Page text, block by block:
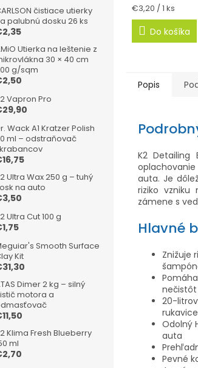
čistiace utierky
palubnú dosku 26 ks
Utierka na leštenie z
30 × 40 cm
g/sqm
Vapron Pro
Wack A1 Kratzer Polish
ml – odstraňovač
Ultra Wax 250 g – tuhý
na auto
Ultra Cut 100 g
Smooth Surface
Kit
Dimer 2 kg – silný
motora a
Klima Fresh Blueberry
ml
Jednotková
cena:
€3,20 / 1 ks
Do košíka
Popis
K2 Detailing
auta. Je
riziko vzniku
zámene s
Hlavné
Znižuje
nečistôt
20-
rukavice
Odolný
auta
Pevné